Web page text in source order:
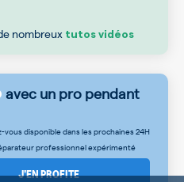
nombreux tutos vidéos
avec un pro pendant
vous disponible dans les prochaines 24H
professionnel expérimenté
J’EN PROFITE